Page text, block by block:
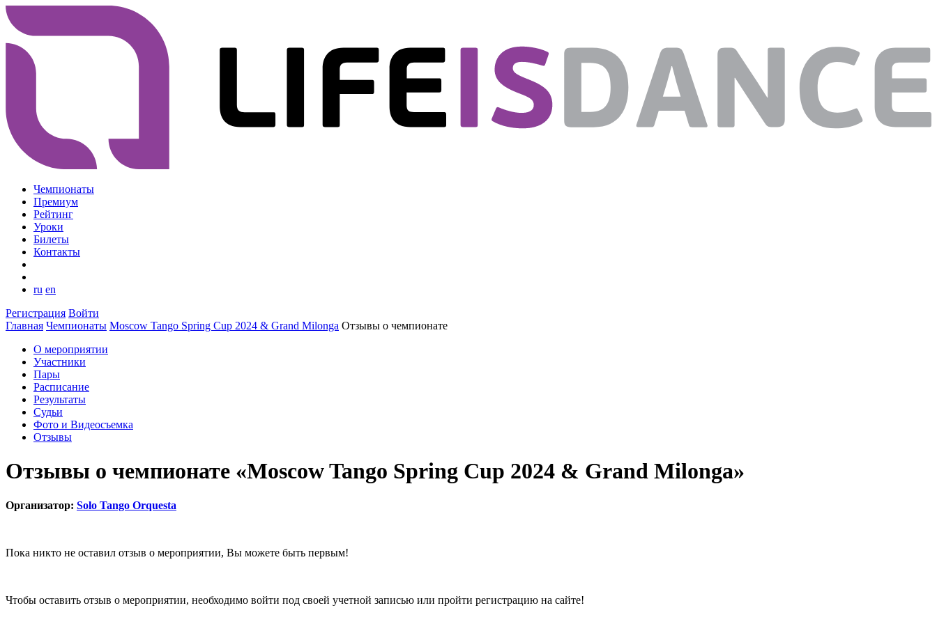
Чемпионаты
Премиум
Рейтинг
Уроки
Билеты
Контакты
ru en
Регистрация Войти
Главная Чемпионаты Moscow Tango Spring Cup 2024 & Grand Milonga Отзывы о чемпионате
О мероприятии
Участники
Пары
Расписание
Результаты
Судьи
Фото и Видеосъемка
Отзывы
Отзывы о чемпионате «Moscow Tango Spring Cup 2024 & Grand Milonga»
Организатор: Solo Tango Orquesta
Пока никто не оставил отзыв о мероприятии, Вы можете быть первым!
Чтобы оставить отзыв о мероприятии, необходимо войти под своей учетной записью или пройти регистрацию на сайте!